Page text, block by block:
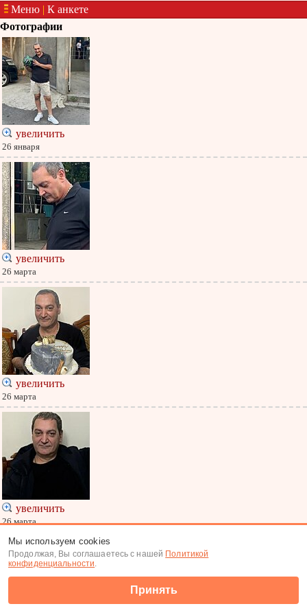
Меню | К анкете
Фотографии
увеличить
26 января
увеличить
26 марта
увеличить
26 марта
увеличить
26 марта
Меню|К анкете
Меню
Мы используем cookies
Продолжая, Вы соглашаетесь с нашей Политикой
конфиденциальности.
Принять